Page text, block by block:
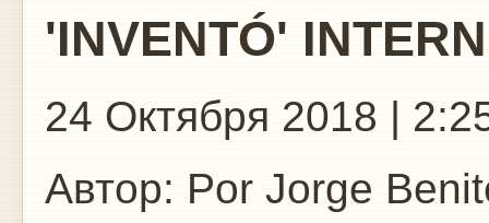
'INVENTÓ'
24 Октября 2018 |
Автор: Por Jorge